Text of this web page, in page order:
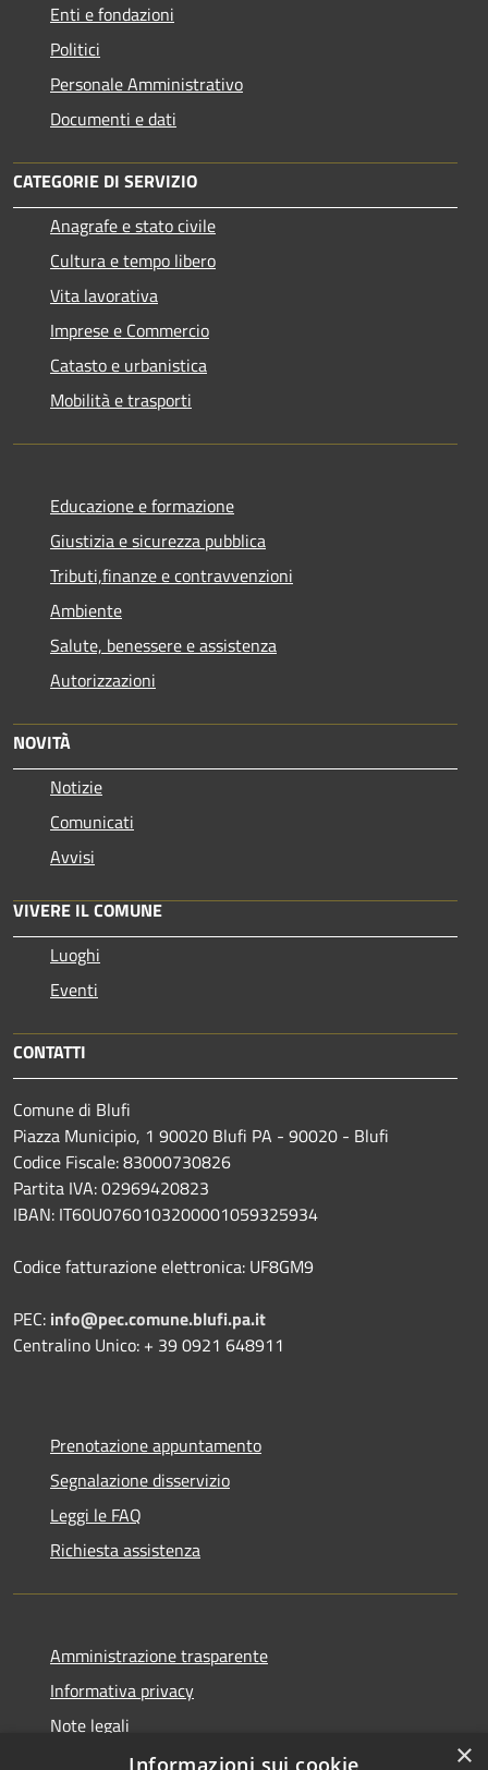
Enti e fondazioni
Politici
Personale Amministrativo
Documenti e dati
CATEGORIE DI SERVIZIO
Anagrafe e stato civile
Cultura e tempo libero
Vita lavorativa
Imprese e Commercio
Catasto e urbanistica
Mobilità e trasporti
Educazione e formazione
Giustizia e sicurezza pubblica
Tributi,finanze e contravvenzioni
Ambiente
Salute, benessere e assistenza
Autorizzazioni
NOVITÀ
Notizie
Comunicati
Avvisi
VIVERE IL COMUNE
Luoghi
Eventi
CONTATTI
Comune di Blufi
Piazza Municipio, 1 90020 Blufi PA - 90020 - Blufi
Codice Fiscale: 83000730826
Partita IVA: 02969420823
IBAN: IT60U0760103200001059325934
Codice fatturazione elettronica: UF8GM9
PEC: info@pec.comune.blufi.pa.it
Centralino Unico: + 39 0921 648911
Prenotazione appuntamento
Segnalazione disservizio
Leggi le FAQ
Richiesta assistenza
Amministrazione trasparente
Informativa privacy
Note legali
Dichiarazione di accessibilità
×
Informazioni sui cookie